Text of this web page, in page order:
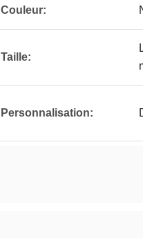
Couleur:
Taille:
Personnalisation: